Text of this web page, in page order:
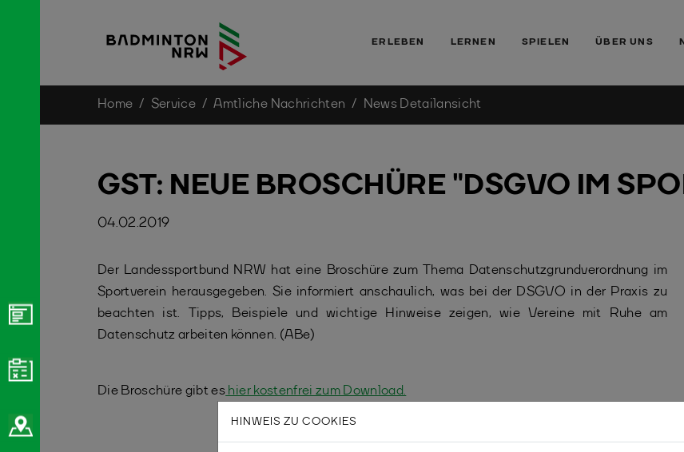
ERLEBEN LERNEN SPIELEN ÜBER UNS
Home Service Amtliche Nachrichten News Detailansicht
GST: NEUE BROSCHÜRE "DSGVO IM
04.02.2019
Der Landessportbund NRW hat eine Broschüre zum Thema Datenschutzgrundverordnung im
Sportverein herausgegeben. Sie informiert anschaulich, was bei der DSGVO in der Praxis zu
beachten ist. Tipps, Beispiele und wichtige Hinweise zeigen, wie Vereine mit Ruhe am
Datenschutz arbeiten können. (ABe)
Die Broschüre gibt es hier kostenfrei zum Download.
HINWEIS ZU COOKIES